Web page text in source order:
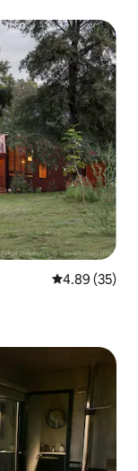
レビュー35
4.89 (35)